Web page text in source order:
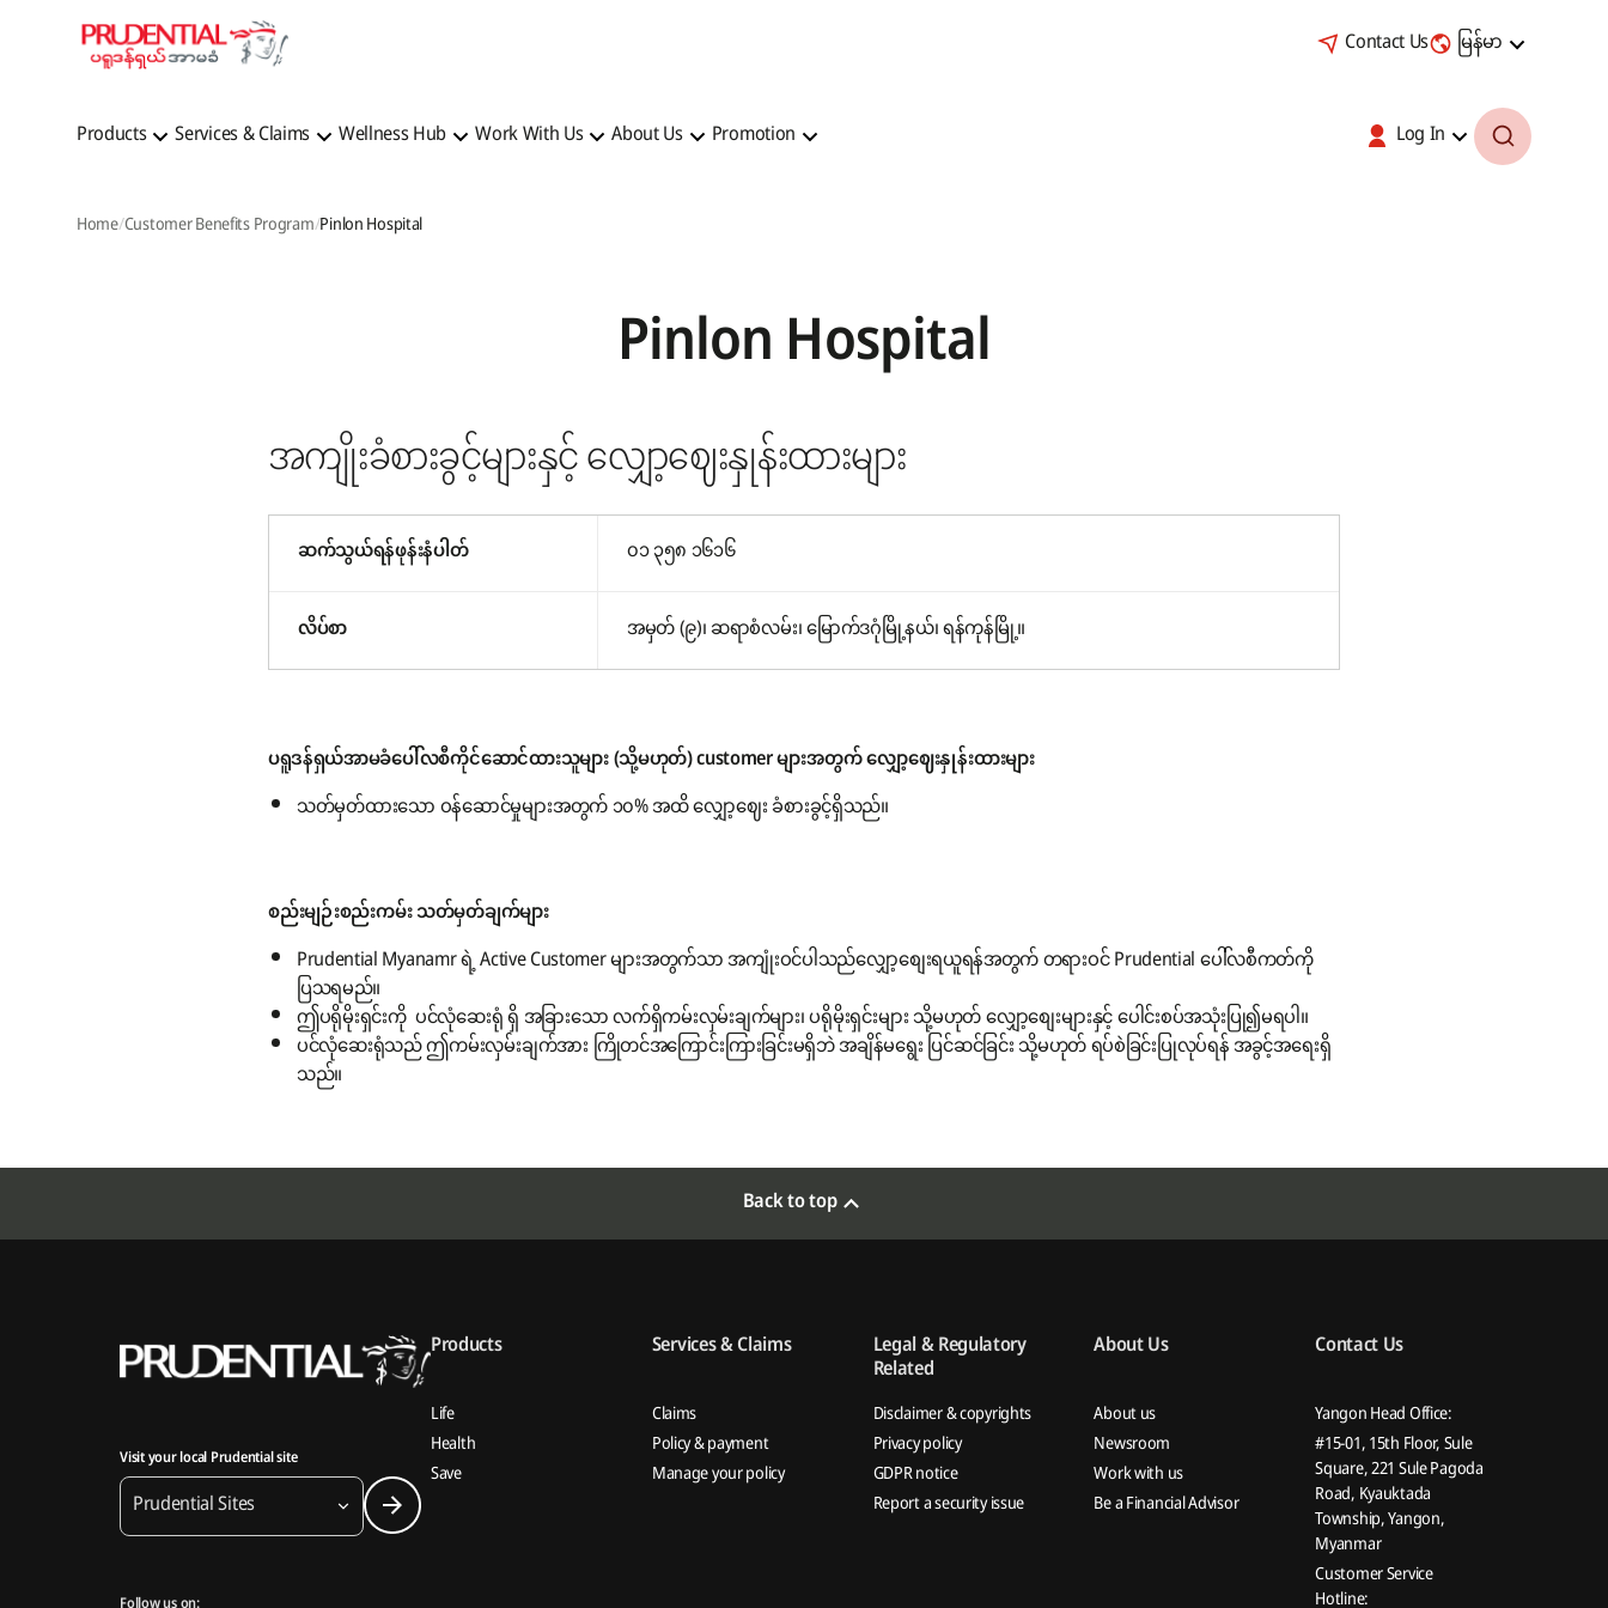
Contact Us မြန်မာ
Products Services & Claims Wellness Hub Work With Us About Us Promotion Log In
HomeCustomer Benefits ProgramPinlon Hospital
PinlonHospital
အကျိုးခံစားခွင့်များနှင့် လျှော့ဈေးနှုန်းထားများ
ဆက်သွယ်ရန်ဖုန်းနံပါတ်
၀၁ ၃၅၈ ၁၆၁၆
လိပ်စာ
အမှတ် (၉)၊ ဆရာစံလမ်း၊ မြောက်ဒဂုံမြို့နယ်၊ ရန်ကုန်မြို့။
ပရူဒန်ရှယ်အာမခံပေါ်လစီကိုင်ဆောင်ထားသူများ (သို့မဟုတ်) customer များအတွက် လျှော့ဈေးနှုန်းထားများ
သတ်မှတ်ထားသော ဝန်ဆောင်မှုများအတွက် ၁၀% အထိ လျှော့ဈေး ခံစားခွင့်ရှိသည်။
စည်းမျဉ်းစည်းကမ်း သတ်မှတ်ချက်များ
Prudential Myanamr ရဲ့ Active Customer များအတွက်သာ အကျုံးဝင်ပါသည်လျှော့စျေးရယူရန်အတွက် တရားဝင် Prudential ပေါ်လစီကတ်ကို
ပြသရမည်။
ဤပရိုမိုးရှင်းကို ပင်လုံဆေးရုံ ရှိ အခြားသော လက်ရှိကမ်းလှမ်းချက်များ၊ ပရိုမိုးရှင်းများ သို့မဟုတ် လျှော့စျေးများနှင့် ပေါင်းစပ်အသုံးပြု၍မရပါ။
ပင်လုံဆေးရုံသည် ဤကမ်းလှမ်းချက်အား ကြိုတင်အကြောင်းကြားခြင်းမရှိဘဲ အချိန်မရွေး ပြင်ဆင်ခြင်း သို့မဟုတ် ရပ်စဲခြင်းပြုလုပ်ရန် အခွင့်အရေးရှိ
သည်။
Back to top
Visit your local Prudential site
Prudential Sites
Products
Life
Health
Save
Services & Claims
Claims
Policy & payment
Manage your policy
Legal & Regulatory
Related
Disclaimer & copyrights
Privacy policy
GDPR notice
Report a security issue
About Us
About us
Newsroom
Work with us
Be a Financial Advisor
Contact Us
Yangon Head Office:
#15-01, 15th Floor, Sule
Square, 221 Sule Pagoda
Road, Kyauktada
Township, Yangon,
Myanmar
Customer Service
Hotline: